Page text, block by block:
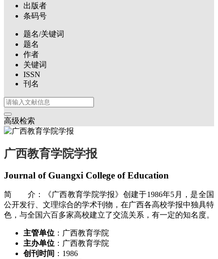
出版者
条码号
题名/关键词
题名
作者
关键词
ISSN
刊名
高级检索
广西教育学院学报
Journal of Guangxi College of Education
简 介：《广西教育学院学报》创建于1986年5月，是全国
公开发行、文理综合的学术刊物，在广西各高校学报中独具特
色，与全国六百多家高校建立了交流关系，有一定的知名度。
主管单位 ：广西教育学院
主办单位 ：广西教育学院
创刊时间 ：1986